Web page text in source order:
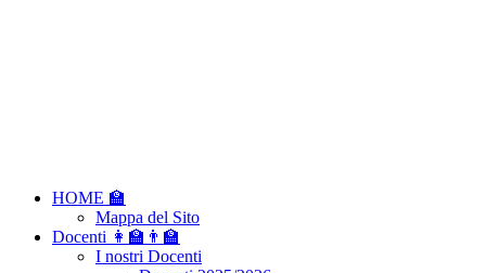
HOME 🏫
Mappa del Sito
Docenti 👩‍🏫👨‍🏫
I nostri Docenti